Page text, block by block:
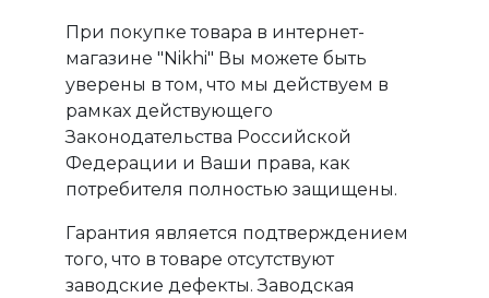
При покупке товара в интернет-
магазине "Nikhi" Вы можете быть
уверены в том, что мы действуем в
рамках действующего
Законодательства Российской
Федерации и Ваши права, как
потребителя полностью защищены.
Гарантия является подтверждением
того, что в товаре отсутствуют
заводские дефекты. Заводская